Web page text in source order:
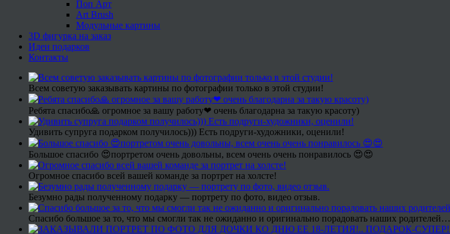
Поп Арт
Art Brush
Модульные картины
3D фигурка на заказ
Идеи подарков
Контакты
Всем советую заказывать картины по фотографии только в этой студии!
Ребята спасибо🙏 огромное за вашу работу❤ очень благодарна за такую красоту)
Удивить супруга подарком получилось))) Есть подруги-художники, оценили!
Большое спасибо 😍портретом очень довольны, всем очень очень понравилось 😍😍
Огромное спасибо всей вашей команде за портрет на холсте!
Безумно рады полученному подарку — портрету по фото, видео отзыв.
Спасибо большое за то, что мы смогли так не ожиданно и оригинально порадовать наших родителей…